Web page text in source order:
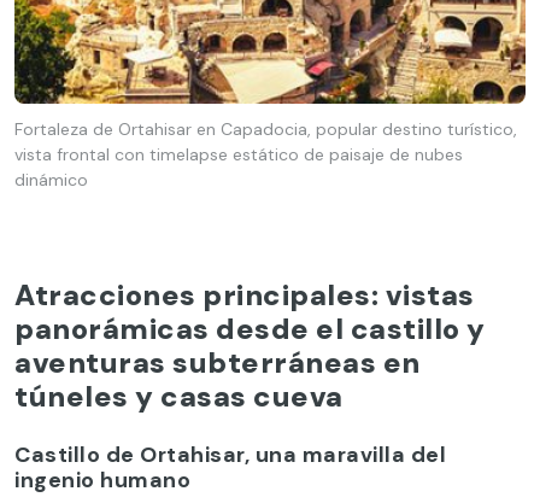
Fortaleza de Ortahisar en Capadocia, popular destino turístico,
vista frontal con timelapse estático de paisaje de nubes
dinámico
Atracciones principales: vistas
panorámicas desde el castillo y
aventuras subterráneas en
túneles y casas cueva
Castillo de Ortahisar, una maravilla del
ingenio humano